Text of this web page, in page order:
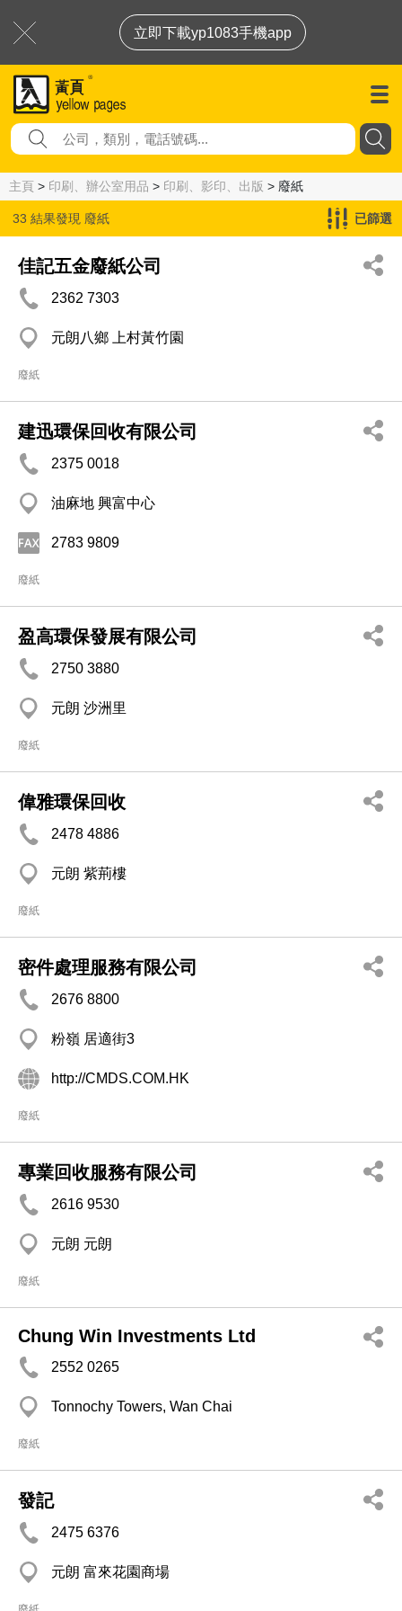
立即下載yp1083手機app
主頁 > 印刷、辦公室用品 > 印刷、影印、出版 > 廢紙
33 結果發現 廢紙 已篩選
佳記五金廢紙公司
2362 7303
元朗八鄉 上村黃竹園
廢紙
建迅環保回收有限公司
2375 0018
油麻地 興富中心
2783 9809
廢紙
盈高環保發展有限公司
2750 3880
元朗 沙洲里
廢紙
偉雅環保回收
2478 4886
元朗 紫荊樓
廢紙
密件處理服務有限公司
2676 8800
粉嶺 居適街3
http://CMDS.COM.HK
廢紙
專業回收服務有限公司
2616 9530
元朗 元朗
廢紙
Chung Win Investments Ltd
2552 0265
Tonnochy Towers, Wan Chai
廢紙
發記
2475 6376
元朗 富來花園商場